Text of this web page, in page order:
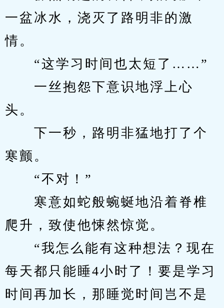
一盆冰水，浇灭了路明非的激
情。
“这学习时间也太短了……”
一丝抱怨下意识地浮上心
头。
下一秒，路明非猛地打了个
寒颤。
“不对！”
寒意如蛇般蜿蜒地沿着脊椎
爬升，致使他悚然惊觉。
“我怎么能有这种想法？现在
每天都只能睡4小时了！要是学习
时间再加长，那睡觉时间岂不是